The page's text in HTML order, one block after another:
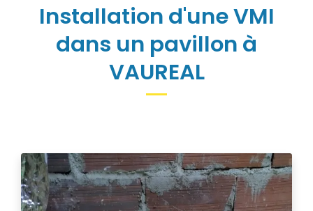
Installation d'une VMI
dans un pavillon à
VAUREAL